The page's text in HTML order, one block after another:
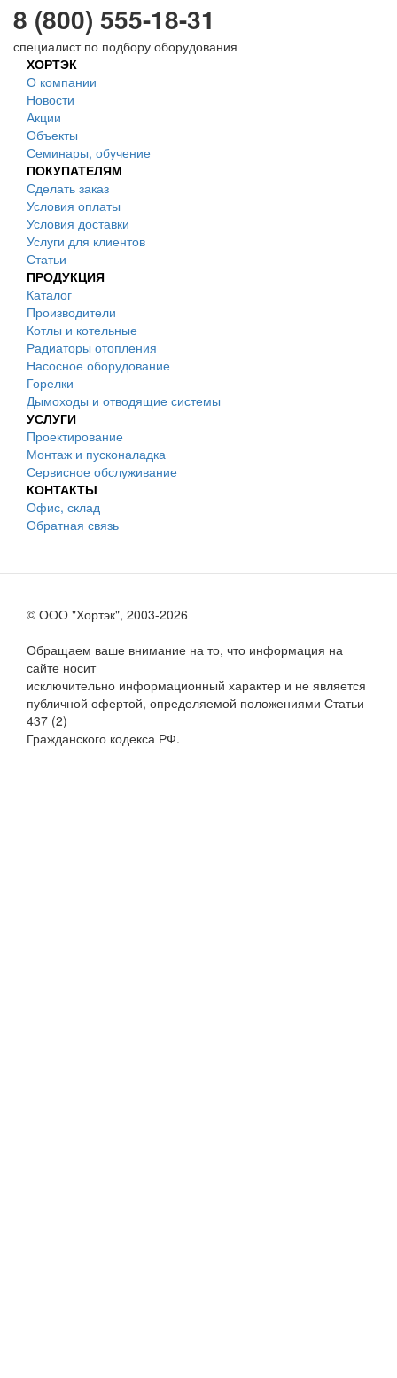
8 (800) 555-18-31
специалист по подбору оборудования
ХОРТЭК
О компании
Новости
Акции
Объекты
Семинары, обучение
ПОКУПАТЕЛЯМ
Сделать заказ
Условия оплаты
Условия доставки
Услуги для клиентов
Статьи
ПРОДУКЦИЯ
Каталог
Производители
Котлы и котельные
Радиаторы отопления
Насосное оборудование
Горелки
Дымоходы и отводящие системы
УСЛУГИ
Проектирование
Монтаж и пусконаладка
Сервисное обслуживание
КОНТАКТЫ
Офис, склад
Обратная связь
© ООО "Хортэк", 2003-2026
Обращаем ваше внимание на то, что информация на
сайте носит
исключительно информационный характер и не является
публичной офертой, определяемой положениями Статьи
437 (2)
Гражданского кодекса РФ.